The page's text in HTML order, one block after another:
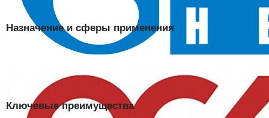
одежды на молнии.
Назначение и сферы применения
Стройплощадки, дорожные и складские работы под открытым
небом, охрана объектов, сельское хозяйство. Практичный синий
эксплуатации.
Ключевые преимущества